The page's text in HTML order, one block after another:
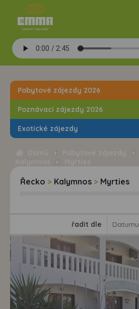
Pobytové zájezdy 2026
Poznávací zájezdy 2026
Exotické zájezdy
Řecko > Kalymnos > Myrties
řadit dle Datumu